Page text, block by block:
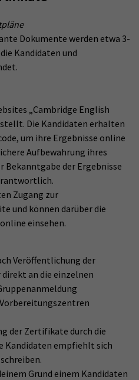
Dokumente werden etwa 3-
Kandidaten und
„Cambridge English
Die Kandidaten erhalten
um ihre Ergebnisse online
Aufbewahrung ihres
Bekanntgabe der Ergebnisse
Zugang zur
und können darüber die
einsehen.
Veröffentlichung der
an die einzelnen
der Zertifikate durch die
Kandidaten empfiehlt sich
Grund einem Kandidaten